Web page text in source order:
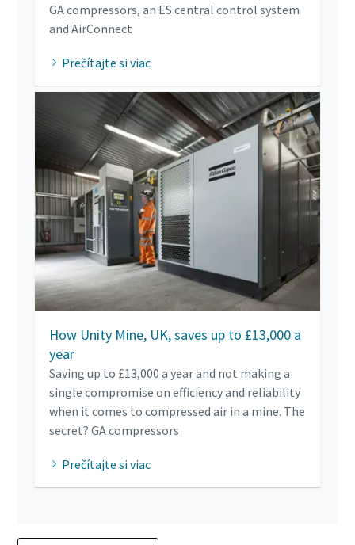
GA compressors, an ES central control system
and AirConnect
Prečítajte si viac
How Unity Mine, UK, saves up to £13,000 a
year
Saving up to £13,000 a year and not making a
single compromise on efficiency and reliability
when it comes to compressed air in a mine. The
secret? GA compressors
Prečítajte si viac